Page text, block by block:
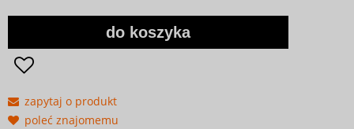
do koszyka
zapytaj o produkt
poleć znajomemu